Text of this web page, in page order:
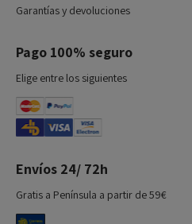
Garantías y devoluciones
Pago 100% seguro
Elige entre los siguientes
Envíos 24/ 72h
Gratis a Península a partir de 59€